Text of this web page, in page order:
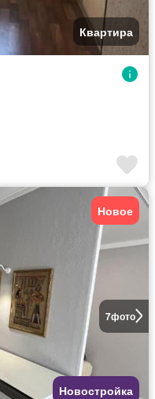
Квартира
7фото
Новое
Новостройка